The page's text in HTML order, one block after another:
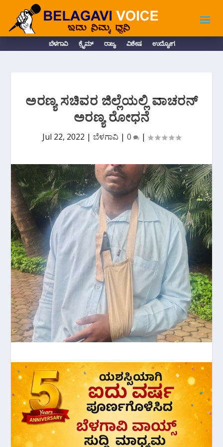
ಬೆಳಗಾವಿ ಕ್ರೈಮ್ ರಾಜ್ಯ ವಿಶೇಷ ಉದ್ಯೋಗ
ಅರಣ್ಯ ಸಚಿವರ ಜಿಲ್ಲೆಯಲ್ಲಿ ವಾಚರನ್
ಅರಣ್ಯ ರೋಧನೆ
Jul 22, 2022 | ಬೆಳಗಾವಿ | 0 |